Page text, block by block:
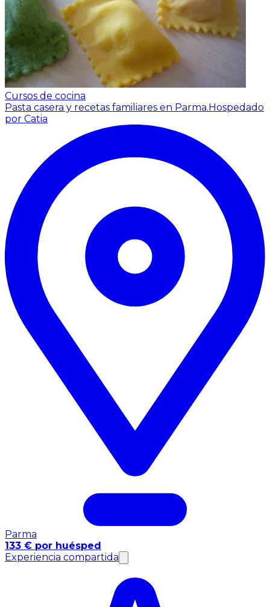
Cursos de cocina
Pasta casera y recetas familiares en Parma. Hospedado
por Catia
Parma
133 € por huésped
Experiencia compartida